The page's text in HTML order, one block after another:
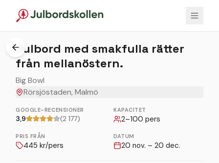
Julbord med smakfulla rätter
från mellanöstern.
Big Bowl
Rörsjöstaden, Malmö
GOOGLE-RECENSIONER
3,9 (2 177)
KAPACITET
2–100 pers
PRIS FRÅN
445 kr/pers
DATUM
20 nov. – 20 dec.